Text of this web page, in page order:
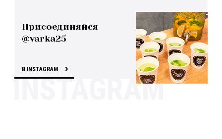
Присоединяйся
@varka25
В INSTAGRAM